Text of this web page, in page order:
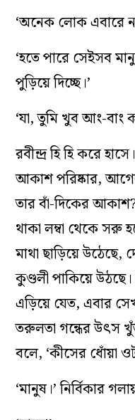
‘অনেক লোক এবারে
‘হতে পারে সেইসব
পুড়িয়ে দিচ্ছে।’
‘যা, তুমি খুব আং-বাং
রবীন্দ্র হি হি করে
আকাশ পরিষ্কার,
তার বাঁ-দিকের
থাকা লম্বা থেকে সরু
মাথা ছাড়িয়ে উঠেছে,
কুণ্ডলী পাকিয়ে
এড়িয়ে যেত, এবার
তরুলতা গন্ধের উৎস
বলে, ‘কীসের ধোঁয়া
‘মানুষ।’ নির্বিকার